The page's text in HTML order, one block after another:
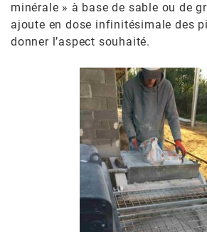
minérale » à base de sable ou de
ajoute en dose infinitésimale des
donner l’aspect souhaité.